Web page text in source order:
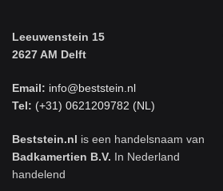
Leeuwenstein 15
2627 AM Delft
Email: info@beststein.nl
Tel: (+31) 0621209782 (NL)
Beststein.nl is een handelsnaam van
Badkamertien B.V. In Nederland
handelend